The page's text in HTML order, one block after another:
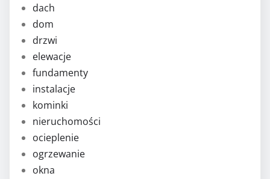
dach
dom
drzwi
elewacje
fundamenty
instalacje
kominki
nieruchomości
ocieplenie
ogrzewanie
okna